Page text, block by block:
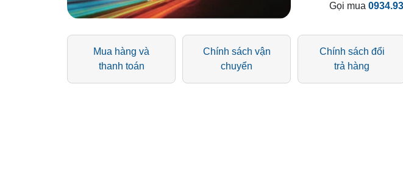
Gọi mua
Mua hàng và
thanh toán
Chính sách vận
chuyển
Chính sách đổi
trả hàng